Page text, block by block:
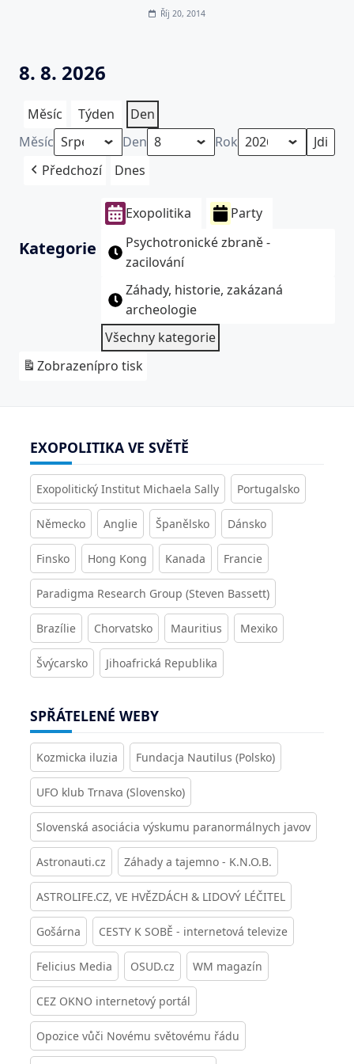
Říj 20, 2014
8. 8. 2026
Měsíc Týden
Den
Měsíc
Den
Rok
Předchozí
Dnes
Kategorie
Exopolitika
Party
Psychotronické zbraně -
zacilování
Záhady, historie, zakázaná
archeologie
Všechny kategorie
Zobrazenípro tisk
EXOPOLITIKA VE SVĚTĚ
Exopolitický Institut Michaela Sally Portugalsko
Německo Anglie Španělsko Dánsko
Finsko Hong Kong Kanada Francie
Paradigma Research Group (Steven Bassett)
Brazílie Chorvatsko Mauritius Mexiko
Švýcarsko Jihoafrická Republika
SPŘÁTELENÉ WEBY
Kozmicka iluzia Fundacja Nautilus (Polsko)
UFO klub Trnava (Slovensko)
Slovenská asociácia výskumu paranormálnych javov
Astronauti.cz Záhady a tajemno - K.N.O.B.
ASTROLIFE.CZ, VE HVĚZDÁCH & LIDOVÝ LÉČITEL
Gošárna CESTY K SOBĚ - internetová televize
Felicius Media OSUD.cz WM magazín
CEZ OKNO internetový portál
Opozice vůči Novému světovému řádu